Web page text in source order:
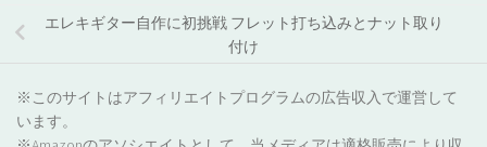
エレキギター自作に初挑戦 フレット打ち込みとナット取り
付け
※このサイトはアフィリエイトプログラムの広告収入で運営して
います。